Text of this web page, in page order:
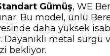
Gümüş, WE
Bu model, ünlü
daha yüksek
metal
bekliyor.